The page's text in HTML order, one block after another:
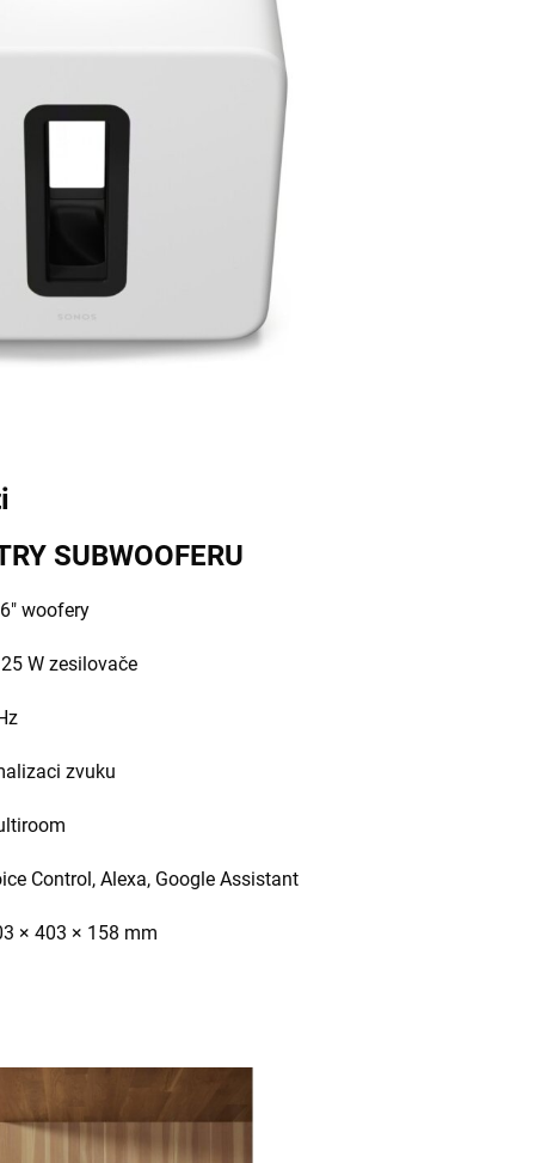
SUBWOOFERU
woofery
W zesilovače
zvuku
Control, Alexa, Google Assistant
× 403 × 158 mm